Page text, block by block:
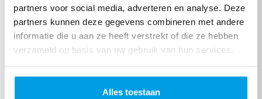
partners voor social media, adverteren en analyse. Deze
partners kunnen deze gegevens combineren met andere
informatie die u aan ze heeft verstrekt of die ze hebben
verzameld op basis van uw gebruik van hun services.
Alles toestaan